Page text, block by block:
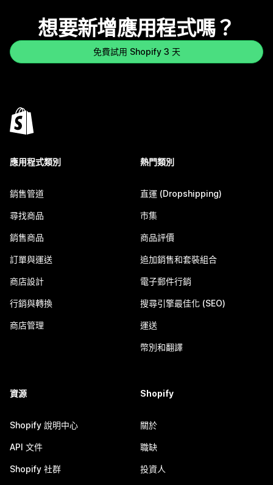
想要新增應用程式嗎？
免費試用 Shopify 3 天
應用程式類別
銷售管道
尋找商品
銷售商品
訂單與運送
商店設計
行銷與轉換
商店管理
熱門類別
直運 (Dropshipping)
市集
商品評價
追加銷售和套裝組合
電子郵件行銷
搜尋引擎最佳化 (SEO)
運送
幣別和翻譯
資源
Shopify 說明中心
API 文件
Shopify 社群
Shopify
關於
職缺
投資人